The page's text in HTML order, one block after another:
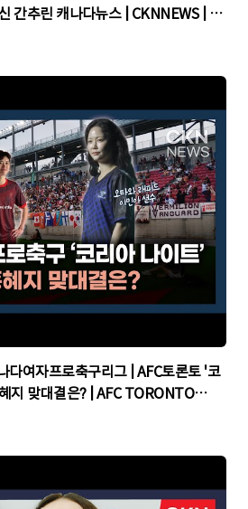
추린 캐나다뉴스 | CKNNEWS | 캐
다여자프로축구리그 | AFC토론토 '코
지 맞대결은? | AFC TORONTO
스 | 토론토뉴스